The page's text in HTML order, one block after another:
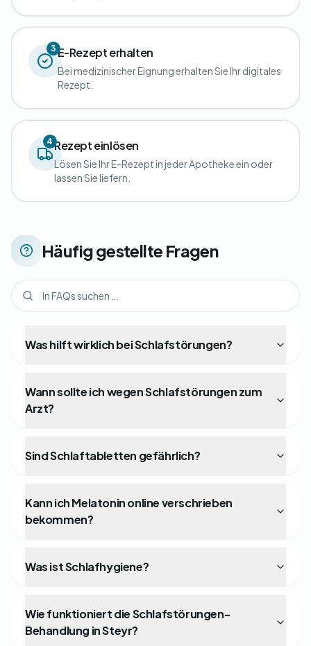
3E-Rezept erhalten
Bei medizinischer Eignung erhalten Sie Ihr digitales
Rezept.
4Rezept einlösen
Lösen Sie Ihr E-Rezept in jeder Apotheke ein oder
lassen Sie liefern.
Häufig gestellte Fragen
Was hilft wirklich bei Schlafstörungen?
Wann sollte ich wegen Schlafstörungen zum
Arzt?
Sind Schlaftabletten gefährlich?
Kann ich Melatonin online verschrieben
bekommen?
Was ist Schlafhygiene?
Wie funktioniert die Schlafstörungen-
Behandlung in Steyr?